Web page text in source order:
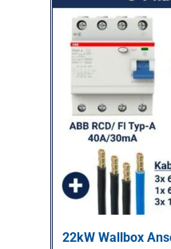
22kW Wallbox